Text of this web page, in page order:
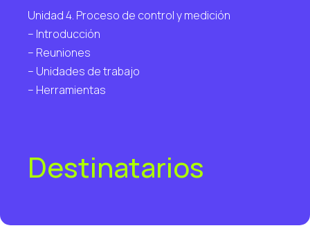
Unidad 4. Proceso de control y medición
– Introducción
– Reuniones
– Unidades de trabajo
– Herramientas
Destinatarios